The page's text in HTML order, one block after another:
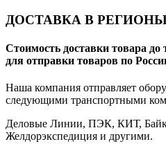
ДОСТАВКА В
Стоимость доставки товара
для отправки товаров по
Наша компания отправляет
следующими транспортными
Деловые Линии, ПЭК, КИТ,
Желдорэкспедиция и другими.